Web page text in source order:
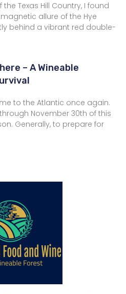
Texas Hill Country, I found
allure of the Hye
behind a vibrant red double-
– A Wineable
to the Atlantic once again.
November 30th of this
Generally, to prepare for